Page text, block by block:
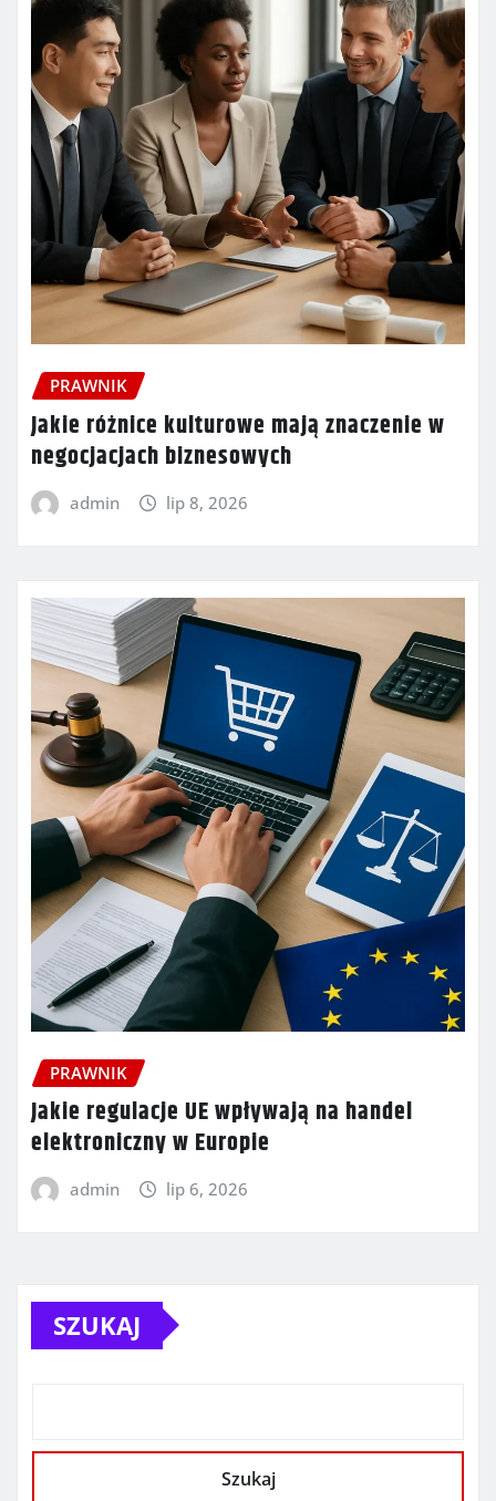
PRAWNIK
Jakie różnice kulturowe mają znaczenie w
negocjacjach biznesowych
admin lip 8, 2026
PRAWNIK
Jakie regulacje UE wpływają na handel
elektroniczny w Europie
admin lip 6, 2026
SZUKAJ
Szukaj